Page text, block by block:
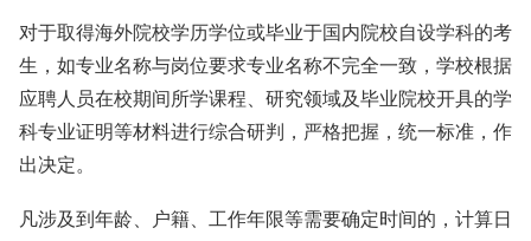
对于取得海外院校学历学位或毕业于国内院校自设学科的考
生，如专业名称与岗位要求专业名称不完全一致，学校根据
应聘人员在校期间所学课程、研究领域及毕业院校开具的学
科专业证明等材料进行综合研判，严格把握，统一标准，作
出决定。
凡涉及到年龄、户籍、工作年限等需要确定时间的，计算日